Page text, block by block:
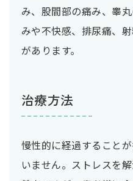
み、股間部の痛み、睾
みや不快感、排尿痛、
があります。
治療方法
慢性的に経過すること
いません。ストレスを